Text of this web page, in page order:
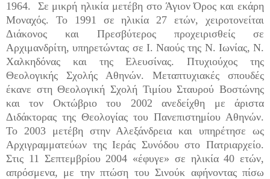
1964. Σε μικρή ηλικία μετέβη στο Άγιον Όρος και εκάρη
Μοναχός. Το 1991 σε ηλικία 27 ετών, χειροτονείται
Διάκονος και Πρεσβύτερος προχειρισθείς σε
Αρχιμανδρίτη, υπηρετώντας σε Ι. Ναούς της Ν. Ιωνίας, Ν.
Χαλκηδόνας και της Ελευσίνας. Πτυχιούχος της
Θεολογικής Σχολής Αθηνών. Μεταπτυχιακές σπουδές
έκανε στη Θεολογική Σχολή Τιμίου Σταυρού Βοστώνης
και τον Οκτώβριο του 2002 ανεδείχθη με άριστα
Διδάκτορας της Θεολογίας του Πανεπιστημίου Αθηνών.
Το 2003 μετέβη στην Αλεξάνδρεια και υπηρέτησε ως
Αρχιγραμματεύων της Ιεράς Συνόδου στο Πατριαρχείο.
Στις 11 Σεπτεμβρίου 2004 «έφυγε» σε ηλικία 40 ετών,
απρόσμενα, με την πτώση του Σινούκ αφήνοντας πίσω